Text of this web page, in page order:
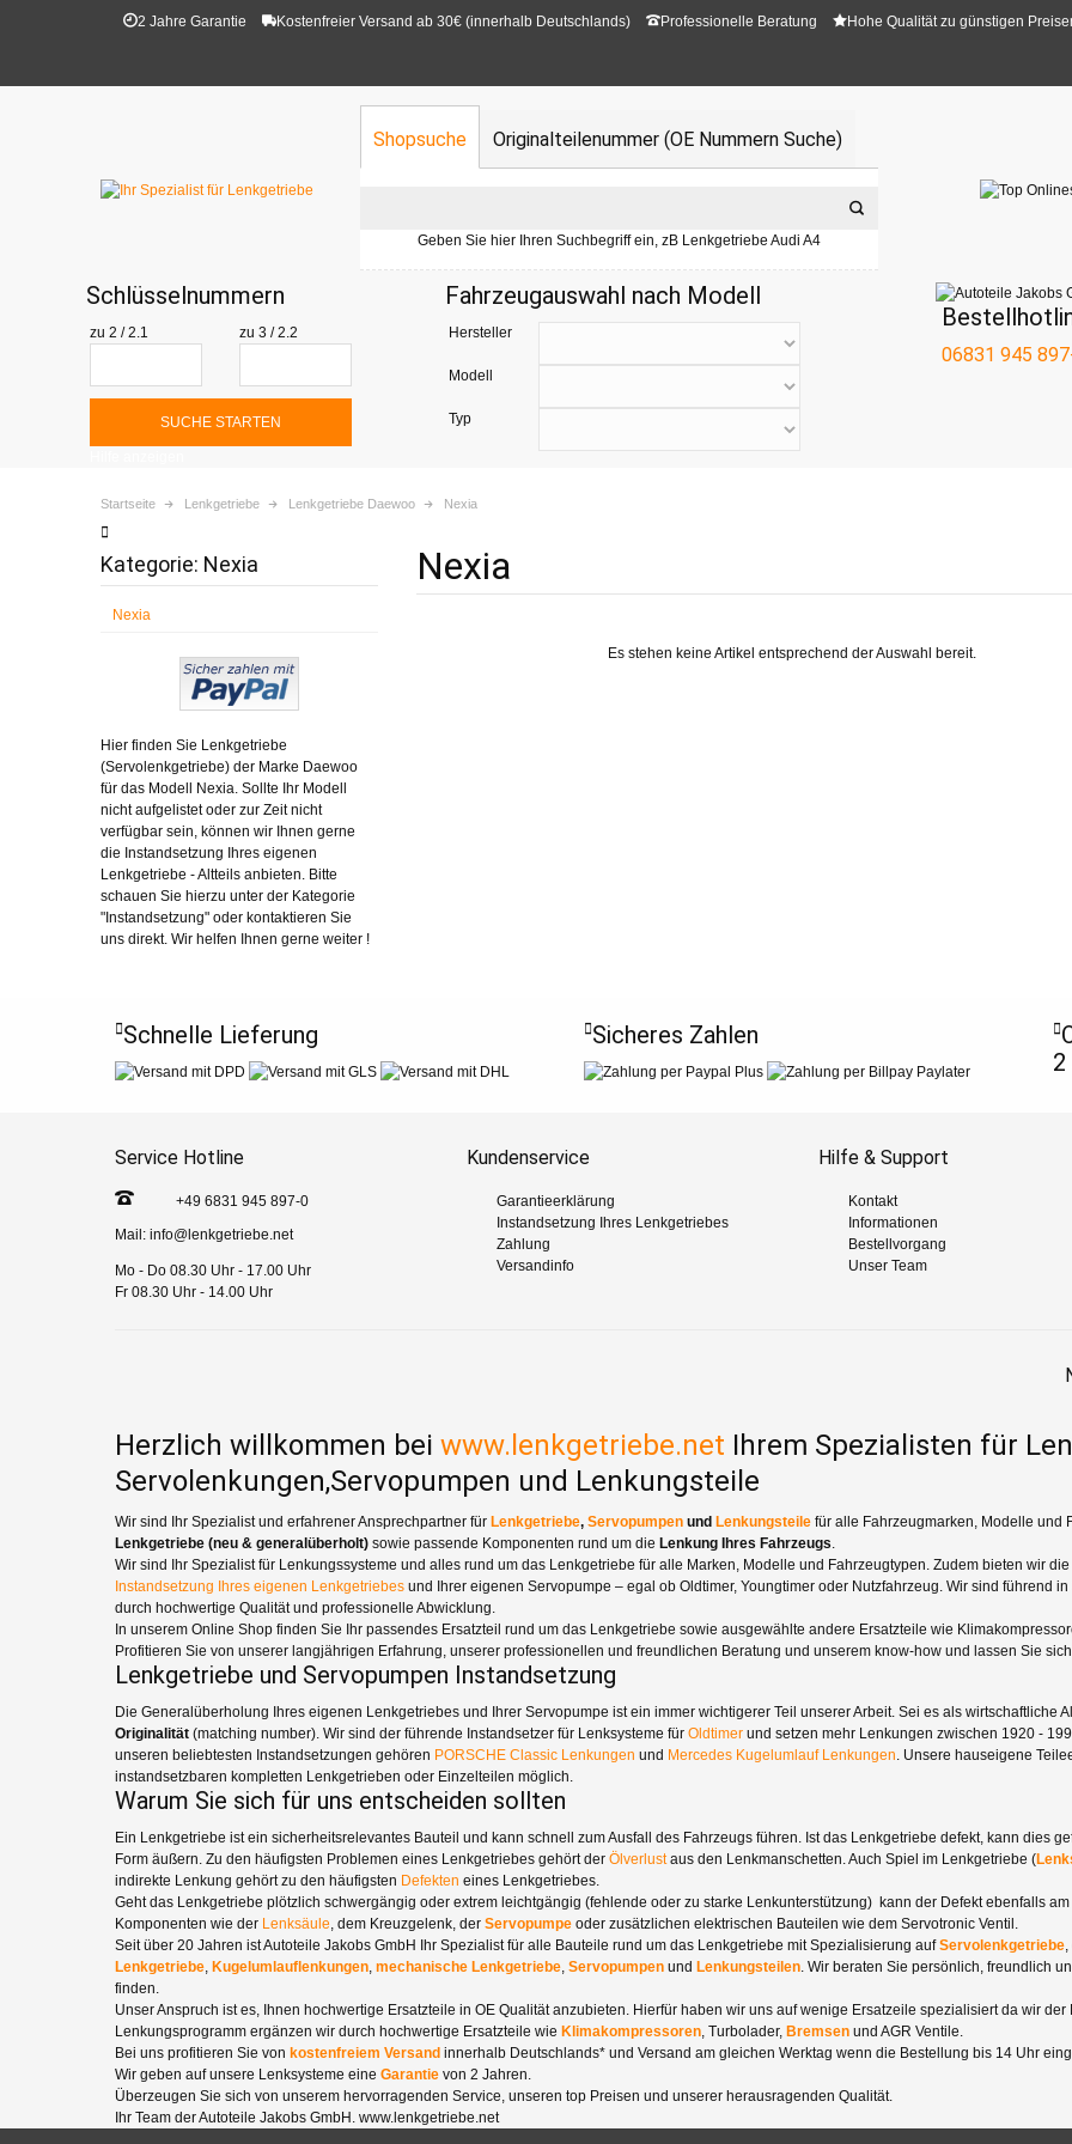
2 Jahre Garantie Kostenfreier Versand ab 30€ (innerhalb Deutschlands) Professionelle Beratung Hohe Qualität zu günstigen
Shopsuche Originalteilenummer (OE Nummern Suche)
Geben Sie hier Ihren Suchbegriff ein, zB Lenkgetriebe Audi A4
Schlüsselnummern
zu 2 / 2.1 zu 3 / 2.2
SUCHE STARTEN
Fahrzeugauswahl nach Modell
Hersteller
Modell
Typ
06831 945
Startseite Lenkgetriebe Lenkgetriebe Daewoo Nexia
Kategorie: Nexia
Nexia
Hier finden Sie Lenkgetriebe
(Servolenkgetriebe) der Marke Daewoo
für das Modell Nexia. Sollte Ihr Modell
nicht aufgelistet oder zur Zeit nicht
verfügbar sein, können wir Ihnen gerne
die Instandsetzung Ihres eigenen
Lenkgetriebe - Altteils anbieten. Bitte
schauen Sie hierzu unter der Kategorie
"Instandsetzung" oder kontaktieren Sie
uns direkt. Wir helfen Ihnen gerne weiter !
Nexia
Es stehen keine Artikel entsprechend der Auswahl bereit.
Schnelle Lieferung Sicheres Zahlen
2
Service Hotline
+49 6831 945 897-0
Mail: info@lenkgetriebe.net
Mo - Do 08.30 Uhr - 17.00 Uhr
Fr 08.30 Uhr - 14.00 Uhr
Kundenservice
Garantieerklärung
Instandsetzung Ihres Lenkgetriebes
Zahlung
Versandinfo
Hilfe & Support
Kontakt
Informationen
Bestellvorgang
Unser Team
Herzlich willkommen bei www.lenkgetriebe.net Ihrem Spezialisten für
Servolenkungen,Servopumpen und Lenkungsteile
Wir sind Ihr Spezialist und erfahrener Ansprechpartner für Lenkgetriebe, Servopumpen und Lenkungsteilefür alle Fahrzeugmarken, Modelle und
Lenkgetriebe (neu & generalüberholt)sowie passende Komponenten rund um die Lenkung Ihres Fahrzeugs
Wir sind Ihr Spezialist für Lenkungssysteme und alles rund um das Lenkgetriebe für alle Marken, Modelle und Fahrzeugtypen. Zudem bieten wir
Instandsetzung Ihres eigenen Lenkgetriebesund Ihrer eigenen Servopumpe – egal ob Oldtimer, Youngtimer oder Nutzfahrzeug. Wir sind führend
durch hochwertige Qualität und professionelle Abwicklung.
In unserem Online Shop finden Sie Ihr passendes Ersatzteil rund um das Lenkgetriebe sowie ausgewählte andere Ersatzteile wie
Profitieren Sie von unserer langjährigen Erfahrung, unserer professionellen und freundlichen Beratung und unserem know-how und lassen Sie
Lenkgetriebe und Servopumpen Instandsetzung
Die Generalüberholung Ihres eigenen Lenkgetriebes und Ihrer Servopumpe ist ein immer wichtigerer Teil unserer Arbeit. Sei es als wirtschaftliche
Originalität(matching number). Wir sind der führende Instandsetzer für Lenksysteme für Oldtimer und setzen mehr Lenkungen zwischen 1920 -
unseren beliebtesten Instandsetzungen gehören PORSCHE Classic Lenkungen und Mercedes Kugelumlauf Lenkungen . Unsere hauseigene
instandsetzbaren kompletten Lenkgetrieben oder Einzelteilen möglich.
Warum Sie sich für uns entscheiden sollten
Ein Lenkgetriebe ist ein sicherheitsrelevantes Bauteil und kann schnell zum Ausfall des Fahrzeugs führen. Ist das Lenkgetriebe defekt, kann dies
Form äußern. Zu den häufigsten Problemen eines Lenkgetriebes gehört der Ölverlustaus den Lenkmanschetten. Auch Spiel im Lenkgetriebe (
indirekte Lenkung gehört zu den häufigsten Defekten eines Lenkgetriebes.
Geht das Lenkgetriebe plötzlich schwergängig oder extrem leichtgängig (fehlende oder zu starke Lenkunterstützung) kann der Defekt ebenfalls
Komponenten wie der Lenksäule , dem Kreuzgelenk, der Servopumpeoder zusätzlichen elektrischen Bauteilen wie dem Servotronic Ventil.
Seit über 20 Jahren ist Autoteile Jakobs GmbH Ihr Spezialist für alle Bauteile rund um das Lenkgetriebe mit Spezialisierung aufServolenkgetriebe,
Lenkgetriebe, Kugelumlauflenkungen, mechanische Lenkgetriebe, Servopumpenund Lenkungsteilen. Wir beraten Sie persönlich, freundlich
finden.
Unser Anspruch ist es, Ihnen hochwertige Ersatzteile in OE Qualität anzubieten. Hierfür haben wir uns auf wenige Ersatzeile spezialisiert da wir
Lenkungsprogramm ergänzen wir durch hochwertige Ersatzteile wie Klimakompressoren, Turbolader, Bremsen und AGR Ventile.
Bei uns profitieren Sie von kostenfreiem Versandinnerhalb Deutschlands* und Versand am gleichen Werktag wenn die Bestellung bis 14 Uhr
Wir geben auf unsere Lenksysteme eine Garantie von 2 Jahren.
Überzeugen Sie sich von unserem hervorragenden Service, unseren top Preisen und unserer herausragenden Qualität.
Ihr Team der Autoteile Jakobs GmbH. www.lenkgetriebe.net